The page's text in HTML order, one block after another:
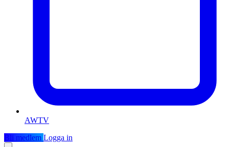
AWTV
Bli medlem Logga in